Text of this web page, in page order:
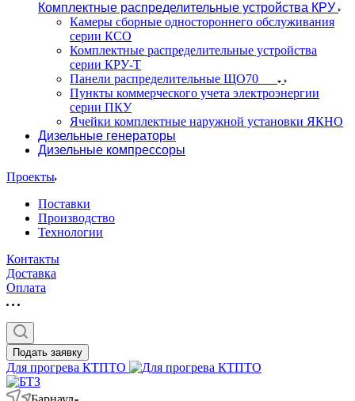
Комплектные распределительные устройства КРУ
Камеры сборные одностороннего обслуживания
серии КСО
Комплектные распределительные устройства
серии КРУ-Т
Панели распределительные ЩО70
Пункты коммерческого учета электроэнергии
серии ПКУ
Ячейки комплектные наружной установки ЯКНО
Дизельные генераторы
Дизельные компрессоры
Проекты
Поставки
Производство
Технологии
Контакты
Доставка
Оплата
Подать заявку
Для прогрева КТПТО